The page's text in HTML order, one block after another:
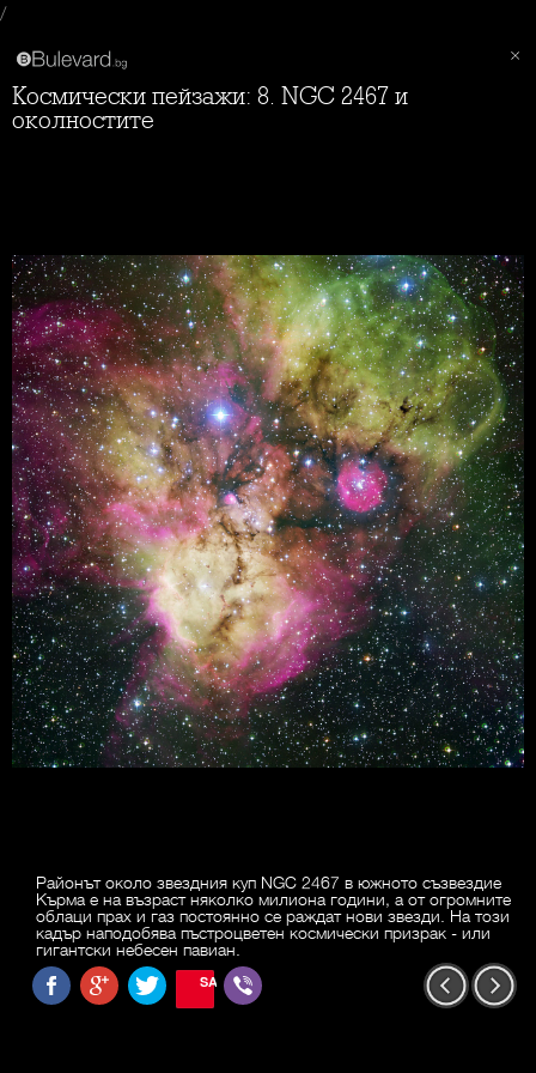
/
Космически пейзажи: 8. NGC 2467 и
околностите
Районът около звездния куп NGC 2467 в южното съзвездие
Кърма е на възраст няколко милиона години, а от огромните
облаци прах и газ постоянно се раждат нови звезди. На този
кадър наподобява пъстроцветен космически призрак - или
гигантски небесен павиан.
SAVE